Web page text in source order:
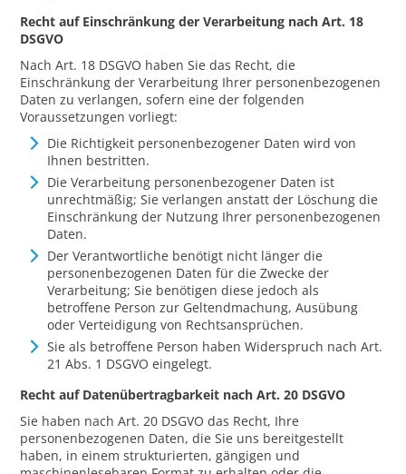
Recht auf Einschränkung der Verarbeitung nach Art. 18
DSGVO
Nach Art. 18 DSGVO haben Sie das Recht, die
Einschränkung der Verarbeitung Ihrer personenbezogenen
Daten zu verlangen, sofern eine der folgenden
Voraussetzungen vorliegt:
Die Richtigkeit personenbezogener Daten wird von
Ihnen bestritten.
Die Verarbeitung personenbezogener Daten ist
unrechtmäßig; Sie verlangen anstatt der Löschung die
Einschränkung der Nutzung Ihrer personenbezogenen
Daten.
Der Verantwortliche benötigt nicht länger die
personenbezogenen Daten für die Zwecke der
Verarbeitung; Sie benötigen diese jedoch als
betroffene Person zur Geltendmachung, Ausübung
oder Verteidigung von Rechtsansprüchen.
Sie als betroffene Person haben Widerspruch nach Art.
21 Abs. 1 DSGVO eingelegt.
Recht auf Datenübertragbarkeit nach Art. 20 DSGVO
Sie haben nach Art. 20 DSGVO das Recht, Ihre
personenbezogenen Daten, die Sie uns bereitgestellt
haben, in einem strukturierten, gängigen und